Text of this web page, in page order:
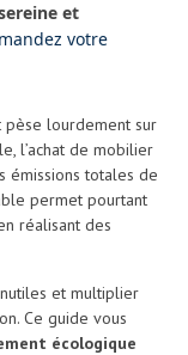
et
votre
pèse lourdement sur
l’achat de mobilier
émissions totales de
permet pourtant
réalisant des
et multiplier
Ce guide vous
écologique